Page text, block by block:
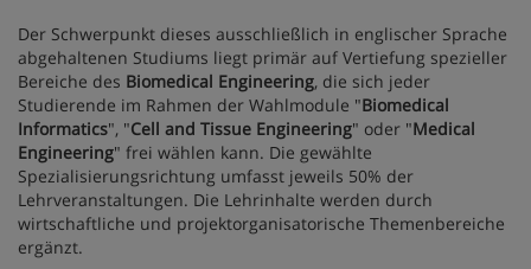
Der Schwerpunkt dieses ausschließlich in englischer Sprache
abgehaltenen Studiums liegt primär auf Vertiefung spezieller
Bereiche des Biomedical Engineering, die sich jeder
Studierende im Rahmen der Wahlmodule "Biomedical
Informatics", "Cell and Tissue Engineering" oder "Medical
Engineering" frei wählen kann. Die gewählte
Spezialisierungsrichtung umfasst jeweils 50% der
Lehrveranstaltungen. Die Lehrinhalte werden durch
wirtschaftliche und projektorganisatorische Themenbereiche
ergänzt.